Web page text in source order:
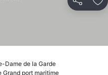
Partilhar
Dame de la GardeVer preços
Grand port maritime